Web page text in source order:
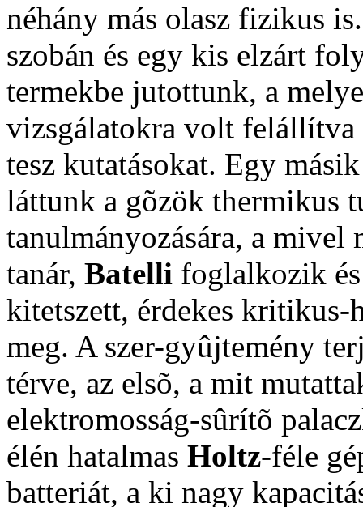
néhány más olasz fizikus
szobán és egy kis elzárt
termekbe jutottunk, a
vizsgálatokra volt felállítva
tesz kutatásokat. Egy
láttunk a gõzök thermikus
tanulmányozására, a mivel
tanár, Batelli foglalkozik
kitetszett, érdekes
meg. A szer-gyûjtemény
térve, az elsõ, a mit
elektromosság-sûrítõ
élén hatalmas Holtz-féle
batteriát, a ki nagy